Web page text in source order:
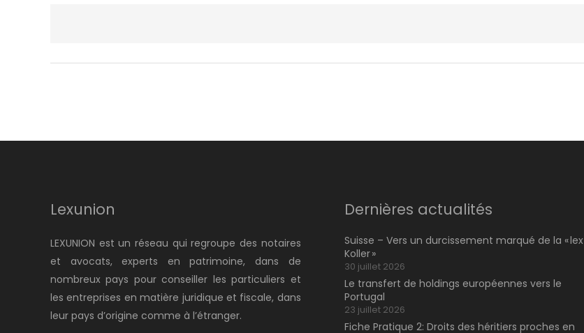
Lexunion
LEXUNION est un réseau qui regroupe des notaires
et avocats, experts en patrimoine, dans de
nombreux pays pour conseiller les particuliers et
les entreprises en matière juridique et fiscale, dans
leur pays d’origine comme à l’étranger.
Dernières actualités
Suisse – Vers un durcissement marqué de la « lex
Koller »
30 juillet 2026
Le transfert de holdings européennes vers le
Portugal
23 juillet 2026
Fiche Pratique 2: Droits des héritiers proches en